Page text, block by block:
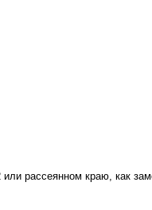
или рассеянном краю, как